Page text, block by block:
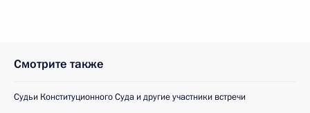
Смотрите также
Судьи Конституционного Суда и другие участники встречи